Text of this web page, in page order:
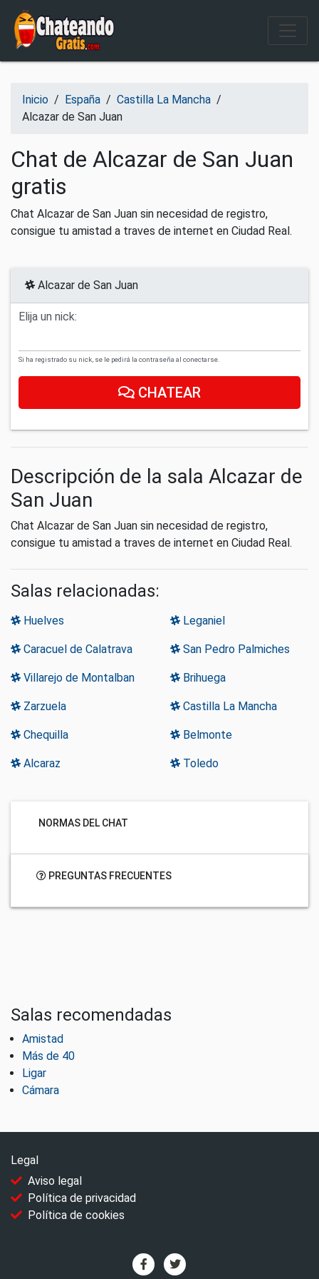
Salir del contenido
Inicio / España / Castilla La Mancha /
Alcazar de San Juan
Chat de Alcazar de San Juan
gratis
Chat Alcazar de San Juan sin necesidad de registro,
consigue tu amistad a traves de internet en Ciudad Real.
Alcazar de San Juan
Elija un nick:
Si ha registrado su nick, se le pedirá la contraseña al conectarse.
CHATEAR
Descripción de la sala Alcazar de
San Juan
Chat Alcazar de San Juan sin necesidad de registro,
consigue tu amistad a traves de internet en Ciudad Real.
Salas relacionadas:
Huelves Leganiel
Caracuel de Calatrava San Pedro Palmiches
Villarejo de Montalban Brihuega
Zarzuela Castilla La Mancha
Chequilla Belmonte
Alcaraz Toledo
NORMAS DEL CHAT
PREGUNTAS FRECUENTES
Salas recomendadas
Amistad
Más de 40
Ligar
Cámara
Legal
Aviso legal
Política de privacidad
Política de cookies